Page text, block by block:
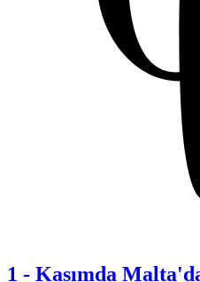
1 - Kasımda